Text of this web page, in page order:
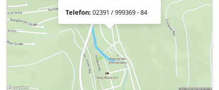
Telefon: 02391 / 999369 - 84